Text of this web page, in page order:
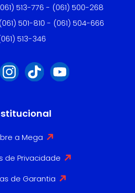
513-776 - (061) 500-268
501-810 - (061) 504-666
513-346
a Mega
de Privacidade
de Garantia